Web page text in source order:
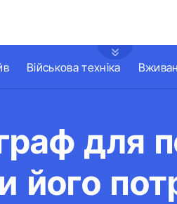
Військова техніка
для
його